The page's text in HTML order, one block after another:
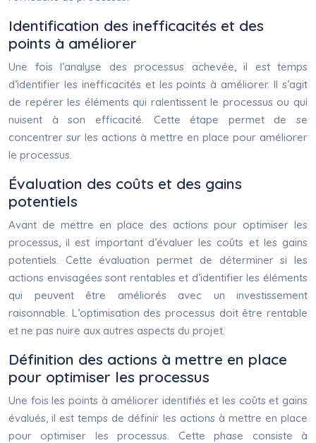
Identification des inefficacités et des
points à améliorer
Une fois l’analyse des processus achevée, il est temps
d’identifier les inefficacités et les points à améliorer. Il s’agit
de repérer les éléments qui ralentissent le processus ou qui
nuisent à son efficacité. Cette étape permet de se
concentrer sur les actions à mettre en place pour améliorer
le processus.
Évaluation des coûts et des gains
potentiels
Avant de mettre en place des actions pour optimiser les
processus, il est important d’évaluer les coûts et les gains
potentiels. Cette évaluation permet de déterminer si les
actions envisagées sont rentables et d’identifier les éléments
qui peuvent être améliorés avec un investissement
raisonnable. L’optimisation des processus doit être rentable
et ne pas nuire aux autres aspects du projet.
Définition des actions à mettre en place
pour optimiser les processus
Une fois les points à améliorer identifiés et les coûts et gains
évalués, il est temps de définir les actions à mettre en place
pour optimiser les processus. Cette phase consiste à